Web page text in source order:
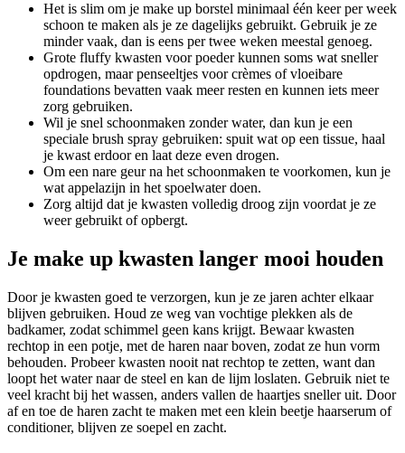
Het is slim om je make up borstel minimaal één keer per week
schoon te maken als je ze dagelijks gebruikt. Gebruik je ze
minder vaak, dan is eens per twee weken meestal genoeg.
Grote fluffy kwasten voor poeder kunnen soms wat sneller
opdrogen, maar penseeltjes voor crèmes of vloeibare
foundations bevatten vaak meer resten en kunnen iets meer
zorg gebruiken.
Wil je snel schoonmaken zonder water, dan kun je een
speciale brush spray gebruiken: spuit wat op een tissue, haal
je kwast erdoor en laat deze even drogen.
Om een nare geur na het schoonmaken te voorkomen, kun je
wat appelazijn in het spoelwater doen.
Zorg altijd dat je kwasten volledig droog zijn voordat je ze
weer gebruikt of opbergt.
Je make up kwasten langer mooi houden
Door je kwasten goed te verzorgen, kun je ze jaren achter elkaar
blijven gebruiken. Houd ze weg van vochtige plekken als de
badkamer, zodat schimmel geen kans krijgt. Bewaar kwasten
rechtop in een potje, met de haren naar boven, zodat ze hun vorm
behouden. Probeer kwasten nooit nat rechtop te zetten, want dan
loopt het water naar de steel en kan de lijm loslaten. Gebruik niet te
veel kracht bij het wassen, anders vallen de haartjes sneller uit. Door
af en toe de haren zacht te maken met een klein beetje haarserum of
conditioner, blijven ze soepel en zacht.